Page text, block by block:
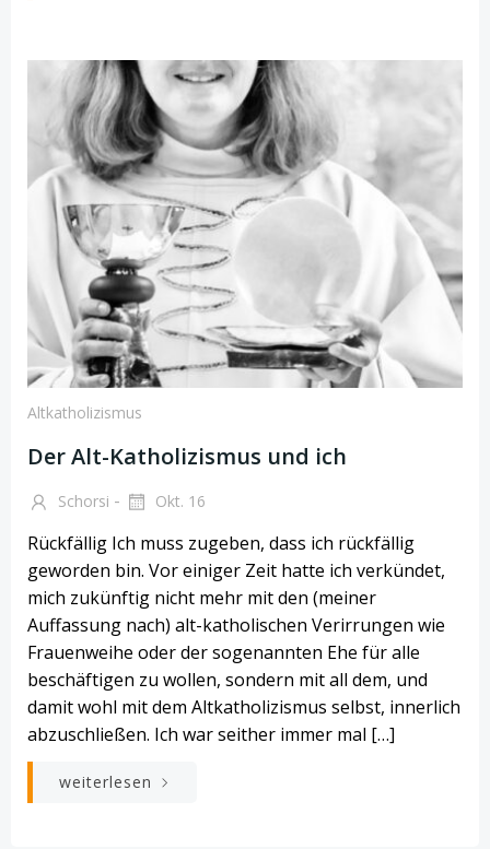
Altkatholizismus
Der Alt-Katholizismus und ich
Schorsi - Okt. 16
Rückfällig Ich muss zugeben, dass ich rückfällig
geworden bin. Vor einiger Zeit hatte ich verkündet,
mich zukünftig nicht mehr mit den (meiner
Auffassung nach) alt-katholischen Verirrungen wie
Frauenweihe oder der sogenannten Ehe für alle
beschäftigen zu wollen, sondern mit all dem, und
damit wohl mit dem Altkatholizismus selbst, innerlich
abzuschließen. Ich war seither immer mal […]
weiterlesen